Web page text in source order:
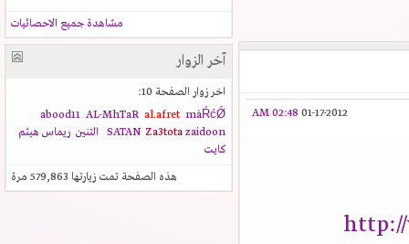
01-17-2012
02:48 AM
مشاهدة جميع الاحصائيات
آخر الزوار
اخر زوار الصفحة 10:
abood11
AL-MhTaR al.afret
màŔćǾ
SATAN
Za3totazaidoon التنين
ريماس هيثم
كايت
هذه الصفحة تمت زيارتها579,863مرة